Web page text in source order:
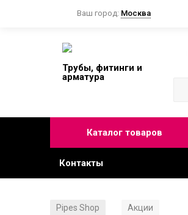
Ваш город: Москва
Трубы, фитинги и
арматура
Каталог товаров
Контакты
Pipes Shop Акции